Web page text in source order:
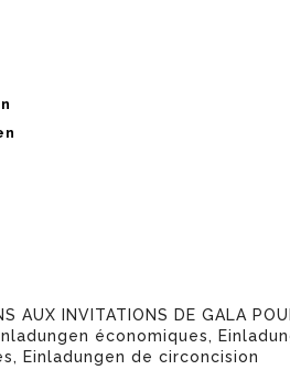
AUX INVITATIONS DE GALA
économiques,
Einladungen de circoncision